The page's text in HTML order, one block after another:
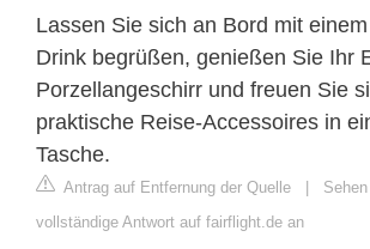
Lassen Sie sich an Bord mit
Drink begrüßen, genießen Sie Ihr
Porzellangeschirr und freuen Sie
praktische Reise-Accessoires in
Tasche.
Antrag auf Entfernung der Quelle |
vollständige Antwort auf fairflight.de an